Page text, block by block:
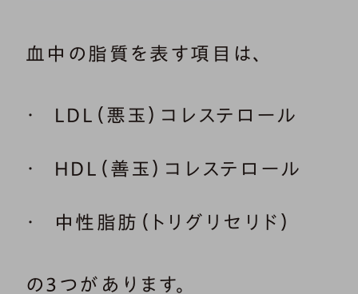
血中の脂質を表す項目は、
LDL（悪玉）コレステロール
HDL（善玉）コレステロール
中性脂肪（トリグリセリド）
の3つがあります。